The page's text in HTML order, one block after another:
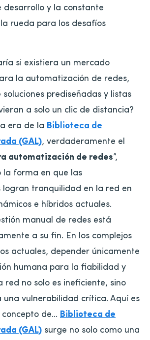
desarrollo y la constante
rueda para los desafíos
si existiera un mercado
la automatización de redes,
prediseñadas y listas
a solo un clic de distancia?
era de la Biblioteca de
(GAL), verdaderamente el
automatización de redes”,
forma en que las
logran tranquilidad en la red en
e híbridos actuales.
manual de redes está
a su fin. En los complejos
actuales, depender únicamente
humana para la fiabilidad y
red no solo es ineficiente, sino
una vulnerabilidad crítica. Aquí es
de... Biblioteca de
(GAL) surge no solo como una